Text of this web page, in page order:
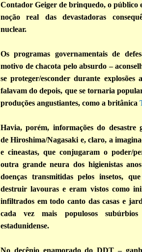
Contador Geiger de brinquedo, o público
noção real das devastadoras
nuclear.
Os programas governamentais de
motivo de chacota pelo absurdo –
se proteger/esconder durante explosões
falavam do depois, que se tornaria
produções angustiantes, como a britânica
Havia, porém, informações do desastre
de Hiroshima/Nagasaki e, claro, a
e cineastas, que conjugaram o poder/
outra grande neura dos higienistas
doenças transmitidas pelos insetos,
destruir lavouras e eram vistos como
infiltrados em todo canto das casas e
cada vez mais populosos subúrbios
estadunidense.